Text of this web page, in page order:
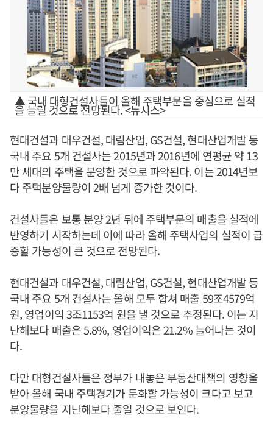
▲ 국내 대형건설사들이 올해 주택부문을 중심으로 실적
을 늘릴 것으로 전망된다. <뉴시스>
현대건설과 대우건설, 대림산업, GS건설, 현대산업개발 등
국내 주요 5개 건설사는 2015년과 2016년에 연평균 약 13
만 세대의 주택을 분양한 것으로 파악된다. 이는 2014년보
다 주택분양물량이 2배 넘게 증가한 것이다.
건설사들은 보통 분양 2년 뒤에 주택부문의 매출을 실적에
반영하기 시작하는데 이에 따라 올해 주택사업의 실적이 급
증할 가능성이 큰 것으로 전망된다.
현대건설과 대우건설, 대림산업, GS건설, 현대산업개발 등
국내 주요 5개 건설사는 올해 모두 합쳐 매출 59조4579억
원, 영업이익 3조1153억 원을 낼 것으로 추정된다. 이는 지
난해보다 매출은 5.8%, 영업이익은 21.2% 늘어나는 것이
다.
다만 대형건설사들은 정부가 내놓은 부동산대책의 영향을
받아 올해 국내 주택경기가 둔화할 가능성이 크다고 보고
분양물량을 지난해보다 줄일 것으로 보인다.